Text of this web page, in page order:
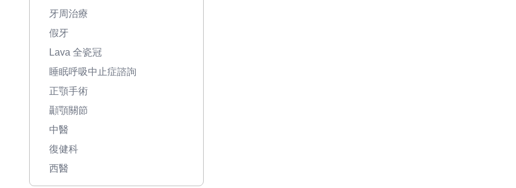
牙周治療
假牙
Lava 全瓷冠
睡眠呼吸中止症諮詢
正顎手術
顳顎關節
中醫
復健科
西醫